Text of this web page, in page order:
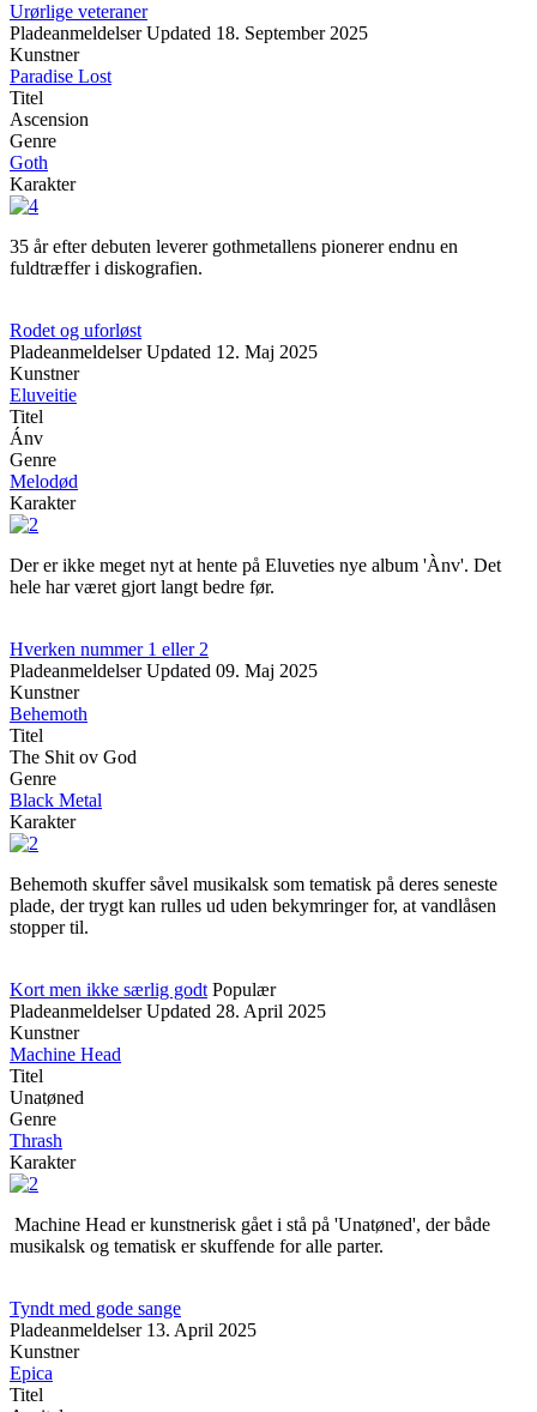
Urørlige veteraner
Pladeanmeldelser Updated 18. September 2025
Kunstner
Paradise Lost
Titel
Ascension
Genre
Goth
Karakter
35 år efter debuten leverer gothmetallens pionerer endnu en
fuldtræffer i diskografien.
Rodet og uforløst
Pladeanmeldelser Updated 12. Maj 2025
Kunstner
Eluveitie
Titel
Ánv
Genre
Melodød
Karakter
Der er ikke meget nyt at hente på Eluveties nye album 'Ànv'. Det
hele har været gjort langt bedre før.
Hverken nummer 1 eller 2
Pladeanmeldelser Updated 09. Maj 2025
Kunstner
Behemoth
Titel
The Shit ov God
Genre
Black Metal
Karakter
Behemoth skuffer såvel musikalsk som tematisk på deres seneste
plade, der trygt kan rulles ud uden bekymringer for, at vandlåsen
stopper til.
Kort men ikke særlig godt Populær
Pladeanmeldelser Updated 28. April 2025
Kunstner
Machine Head
Titel
Unatøned
Genre
Thrash
Karakter
Machine Head er kunstnerisk gået i stå på 'Unatøned', der både
musikalsk og tematisk er skuffende for alle parter.
Tyndt med gode sange
Pladeanmeldelser 13. April 2025
Kunstner
Epica
Titel